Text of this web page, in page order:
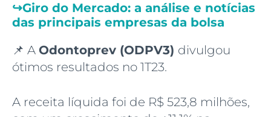
↪️Giro do Mercado: a análise e notícias
das principais empresas da bolsa
📌 A Odontoprev (ODPV3) divulgou
ótimos resultados no 1T23.
A receita líquida foi de R$ 523,8 milhões,